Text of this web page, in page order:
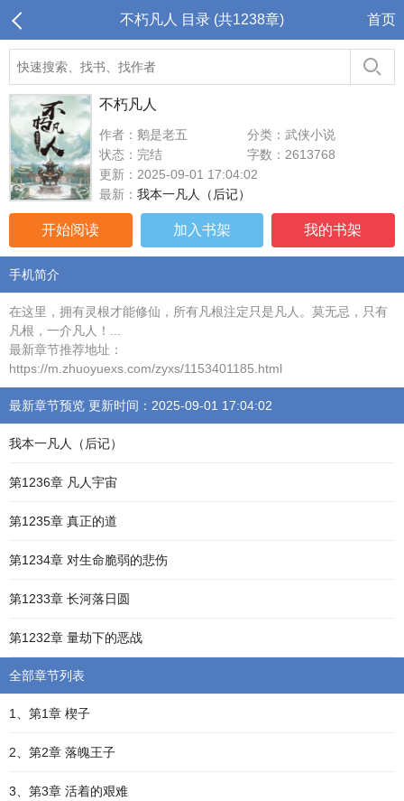
不朽凡人 目录 (共1238章) 首页
不朽凡人
作者：鹅是老五
分类：武侠小说
状态：完结
字数：2613768
更新：2025-09-01 17:04:02
最新： 我本一凡人（后记）
开始阅读 加入书架 我的书架
手机简介
在这里，拥有灵根才能修仙，所有凡根注定只是凡人。莫无忌，只有
凡根，一介凡人！...
最新章节推荐地址：
https://m.zhuoyuexs.com/zyxs/1153401185.html
最新章节预览 更新时间：2025-09-01 17:04:02
我本一凡人（后记）
第1236章 凡人宇宙
第1235章 真正的道
第1234章 对生命脆弱的悲伤
第1233章 长河落日圆
第1232章 量劫下的恶战
全部章节列表
1、第1章 楔子
2、第2章 落魄王子
3、第3章 活着的艰难